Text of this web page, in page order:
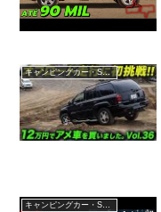
キャンピングカー・SUV人気車種
キャンピングカー・SUV人気車種